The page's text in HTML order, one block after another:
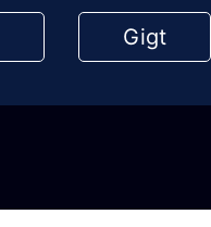
Gigt